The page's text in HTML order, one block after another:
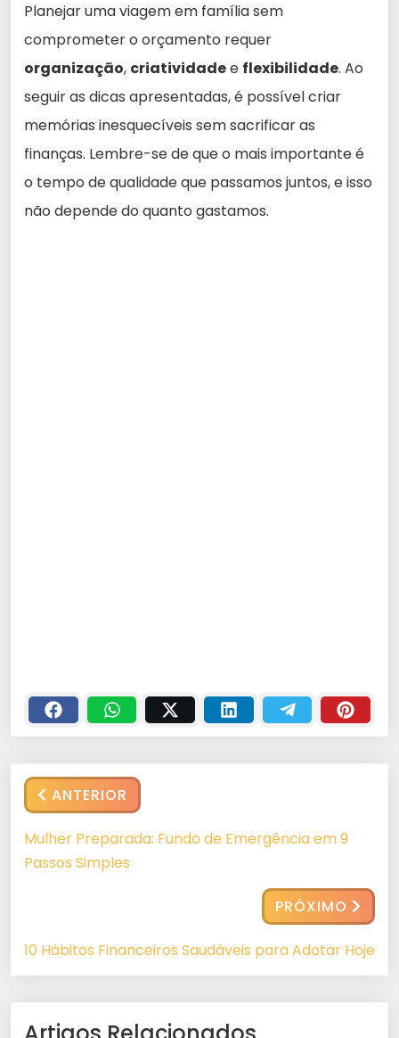
Planejar uma viagem em família sem
comprometer o orçamento requer
organização, criatividadee flexibilidade. Ao
seguir as dicas apresentadas, é possível criar
memórias inesquecíveis sem sacrificar as
finanças. Lembre-se de que o mais importante é
o tempo de qualidade que passamos juntos, e isso
não depende do quanto gastamos.
ANTERIOR
Mulher Preparada: Fundo de Emergência em 9
Passos Simples
PRÓXIMO
10 Hábitos Financeiros Saudáveis para Adotar Hoje